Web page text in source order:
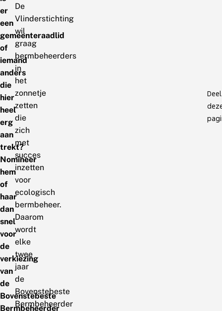
er
een
gemeenteraadlid
of
iemand
anders
die
hier
heel
erg
aan
trekt?
Nomineer
hem
of
haar
dan
snel
voor
de
verkiezing
van
de
Bovenstebeste
Bermbeheerder
De
Vlinderstichting
wil
graag
bermbeheerders
in
het
zonnetje
zetten
die
zich
met
succes
inzetten
voor
ecologisch
bermbeheer.
Daarom
wordt
elke
twee
jaar
de
Bovenstebeste
Bermbeheerder
Deel